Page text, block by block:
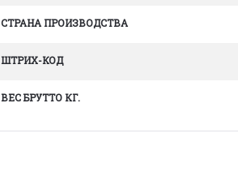
СТРАНА ПРОИЗВОДСТВА
ШТРИХ-КОД
ВЕС БРУТТО КГ.